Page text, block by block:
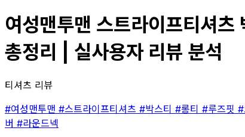
여성맨투맨 스트라이프티셔
총정리 | 실사용자 리뷰 분석
티셔츠 리뷰
#여성맨투맨 #스트라이프티셔츠 #박스티 #롱티 #루즈핏 #
버 #라운드넥